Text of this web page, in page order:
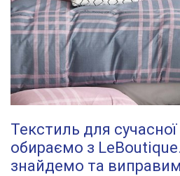
Текстиль для сучасної
обираємо з
знайдемо та